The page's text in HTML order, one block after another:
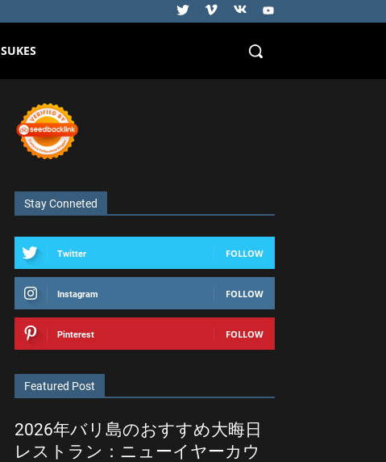
Stay Conneted
Twitter FOLLOW
Instagram FOLLOW
Pinterest FOLLOW
Featured Post
2026年バリ島のおすすめ大晦日
レストラン：ニューイヤーカウ